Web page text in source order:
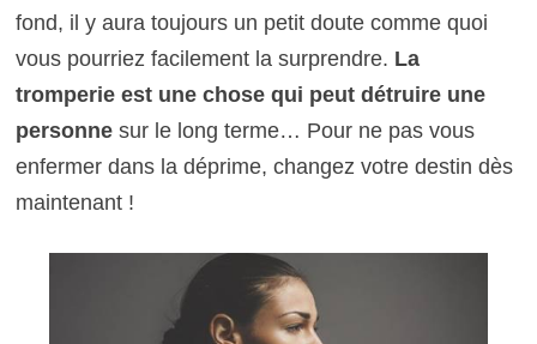
fond, il y aura toujours un petit doute comme quoi
vous pourriez facilement la surprendre. La
tromperie est une chose qui peut détruire une
personnesur le long terme… Pour ne pas vous
enfermer dans la déprime, changez votre destin dès
maintenant !